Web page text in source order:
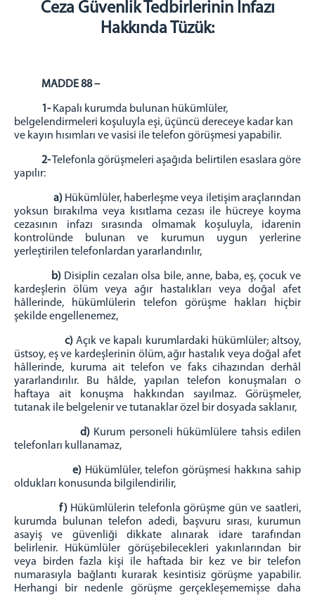
Ceza Güvenlik Tedbirlerinin İnfazı
Hakkında Tüzük:
MADDE 88 –
1- Kapalı kurumda bulunan hükümlüler,
belgelendirmeleri koşuluyla eşi, üçüncü dereceye kadar kan
ve kayın hısımları ve vasisi ile telefon görüşmesi yapabilir.
2-Telefonla görüşmeleri aşağıda belirtilen esaslara göre
yapılır:
a)Hükümlüler, haberleşme veya iletişim araçlarından
yoksun bırakılma veya kısıtlama cezası ile hücreye koyma
cezasının infazı sırasında olmamak koşuluyla, idarenin
kontrolünde bulunan ve kurumun uygun yerlerine
yerleştirilen telefonlardan yararlandırılır,
b) Disiplin cezaları olsa bile, anne, baba, eş, çocuk ve
kardeşlerin ölüm veya ağır hastalıkları veya doğal afet
hâllerinde, hükümlülerin telefon görüşme hakları hiçbir
şekilde engellenemez,
c) Açık ve kapalı kurumlardaki hükümlüler; altsoy,
üstsoy, eş ve kardeşlerinin ölüm, ağır hastalık veya doğal afet
hâllerinde, kuruma ait telefon ve faks cihazından derhâl
yararlandırılır. Bu hâlde, yapılan telefon konuşmaları o
haftaya ait konuşma hakkından sayılmaz. Görüşmeler,
tutanak ile belgelenir ve tutanaklar özel bir dosyada saklanır,
d)Kurum personeli hükümlülere tahsis edilen
telefonları kullanamaz,
e)Hükümlüler, telefon görüşmesi hakkına sahip
oldukları konusunda bilgilendirilir,
f)Hükümlülerin telefonla görüşme gün ve saatleri,
kurumda bulunan telefon adedi, başvuru sırası, kurumun
asayiş ve güvenliği dikkate alınarak idare tarafından
belirlenir. Hükümlüler görüşebilecekleri yakınlarından bir
veya birden fazla kişi ile haftada bir kez ve bir telefon
numarasıyla bağlantı kurarak kesintisiz görüşme yapabilir.
Herhangi bir nedenle görüşme gerçekleşememişse daha